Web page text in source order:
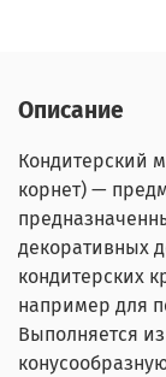
Описание
Кондитерский
корнет) —
декоративных
кондитерских
например для
Выполняется